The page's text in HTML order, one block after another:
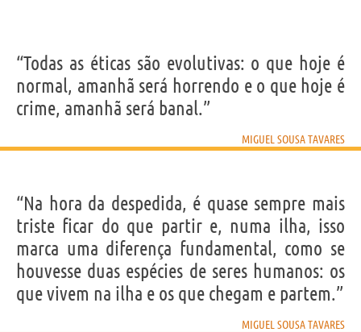
“Todas as éticas são evolutivas: o que hoje é
normal, amanhã será horrendo e o que hoje é
crime, amanhã será banal.”
MIGUEL SOUSA TAVARES
“Na hora da despedida, é quase sempre mais
triste ficar do que partir e, numa ilha, isso
marca uma diferença fundamental, como se
houvesse duas espécies de seres humanos: os
que vivem na ilha e os que chegam e partem.”
MIGUEL SOUSA TAVARES